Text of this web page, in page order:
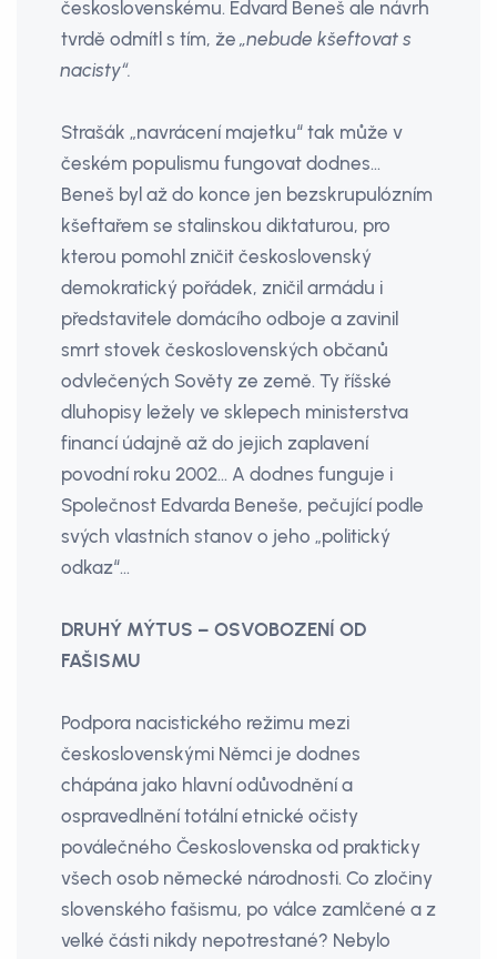
československému. Edvard Beneš ale návrh
tvrdě odmítl s tím, že„nebude kšeftovat s
nacisty“.
Strašák „navrácení majetku“ tak může v
českém populismu fungovat dodnes…
Beneš byl až do konce jen bezskrupulózním
kšeftařem se stalinskou diktaturou, pro
kterou pomohl zničit československý
demokratický pořádek, zničil armádu i
představitele domácího odboje a zavinil
smrt stovek československých občanů
odvlečených Sověty ze země. Ty říšské
dluhopisy ležely ve sklepech ministerstva
financí údajně až do jejich zaplavení
povodní roku 2002… A dodnes funguje i
Společnost Edvarda Beneše, pečující podle
svých vlastních stanov o jeho „politický
odkaz“…
DRUHÝ MÝTUS – OSVOBOZENÍ OD
FAŠISMU
Podpora nacistického režimu mezi
československými Němci je dodnes
chápána jako hlavní odůvodnění a
ospravedlnění totální etnické očisty
poválečného Československa od prakticky
všech osob německé národnosti. Co zločiny
slovenského fašismu, po válce zamlčené a z
velké části nikdy nepotrestané? Nebylo